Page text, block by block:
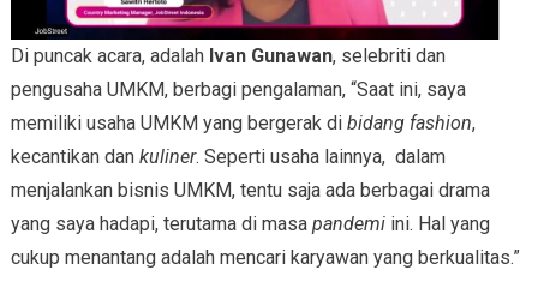
Di puncak acara, adalah Ivan Gunawan, selebriti dan
pengusaha UMKM, berbagi pengalaman, “Saat ini, saya
memiliki usaha UMKM yang bergerak di bidang fashion,
kecantikan dan kuliner. Seperti usaha lainnya, dalam
menjalankan bisnis UMKM, tentu saja ada berbagai drama
yang saya hadapi, terutama di masapandemiini. Hal yang
cukup menantang adalah mencari karyawan yang berkualitas.”